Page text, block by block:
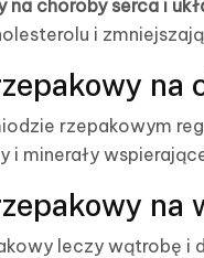
na choroby serca i
i
na
rzepakowym
i minerały
na
leczy wątrobę i